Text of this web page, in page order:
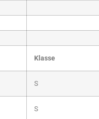
Klasse
S
S